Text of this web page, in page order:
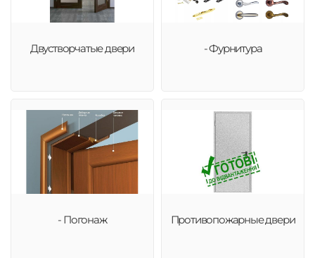
Двустворчатые двери - Фурнитура
- Погонаж Противопожарные двери